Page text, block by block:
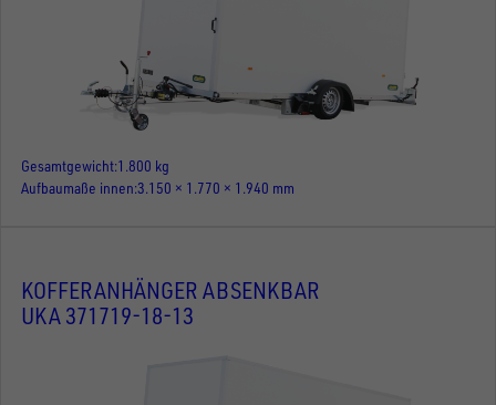
Gesamtgewicht 1.800 kg
Aufbaumaße innen 3.150 × 1.770 × 1.940 mm
KOFFERANHÄNGER ABSENKBAR
UKA 371719-18-13